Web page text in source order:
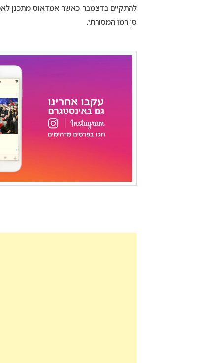
להתקיים בדצמבר כאשר אמדאוס מתכנן
סן רמו המסורתי.